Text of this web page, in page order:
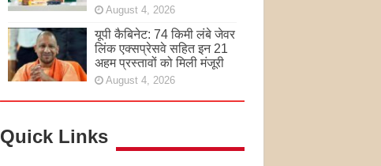
August 4, 2026
यूपी कैबिनेट: 74 किमी लंबे जेवर
लिंक एक्सप्रेसवे सहित इन 21
अहम प्रस्तावों को मिली मंजूरी
August 4, 2026
Quick Links